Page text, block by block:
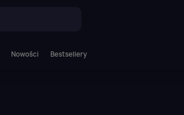
Nowości Bestsellery